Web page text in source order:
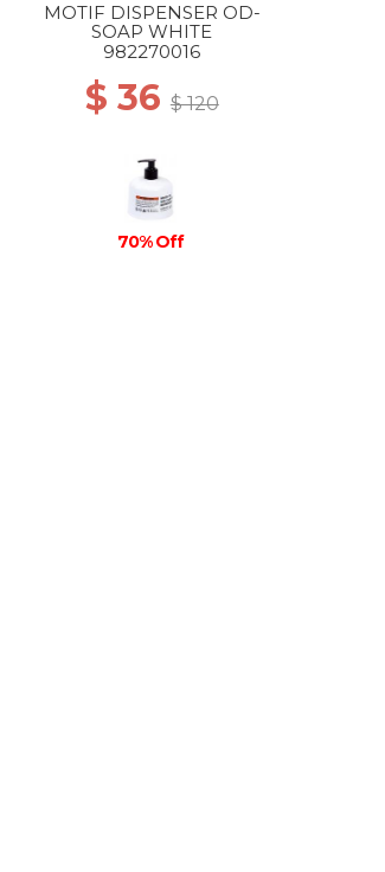
MOTIF DISPENSER OD-
SOAP WHITE
982270016
$ 36 $ 120
70% Off